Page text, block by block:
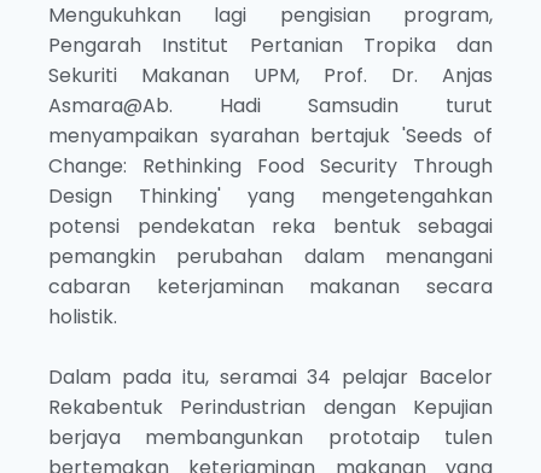
Mengukuhkan lagi pengisian program,
Pengarah Institut Pertanian Tropika dan
Sekuriti Makanan UPM, Prof. Dr. Anjas
Asmara@Ab. Hadi Samsudin turut
menyampaikan syarahan bertajuk 'Seeds of
Change: Rethinking Food Security Through
Design Thinking' yang mengetengahkan
potensi pendekatan reka bentuk sebagai
pemangkin perubahan dalam menangani
cabaran keterjaminan makanan secara
holistik.
Dalam pada itu, seramai 34 pelajar Bacelor
Rekabentuk Perindustrian dengan Kepujian
berjaya membangunkan prototaip tulen